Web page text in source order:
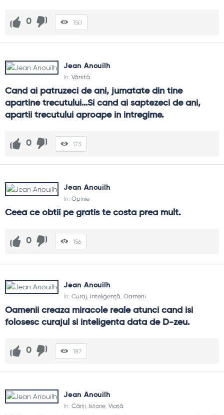
0 150
Jean Anouilh
In: Vârstă
Cand ai patruzeci de ani, jumatate din tine
apartine trecutului…Si cand ai saptezeci de ani,
apartii trecutului aproape in intregime.
0 173
Jean Anouilh
In: Opinie
Ceea ce obtii pe gratis te costa prea mult.
0 156
Jean Anouilh
In: Curaj Inteligență Oameni
Oamenii creaza miracole reale atunci cand isi
folosesc curajul si inteligenta data de D-zeu.
0 187
Jean Anouilh
In: Cărți Istorie Viață